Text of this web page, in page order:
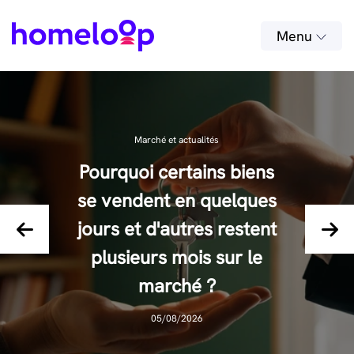
Menu
Vendre
Comment savoir si son
bien est au bon prix ?
04/08/2026
Marché et actualités
Comment organiser
efficacement les visites
de son logement ?
08/08/2026
Vendre
Peut-on vendre un bien
immobilier meublé ?
07/08/2026
Vendre
Comment vendre un
logement énergivore ?
06/08/2026
Marché et actualités
Pourquoi certains biens
se vendent en quelques
jours et d'autres restent
plusieurs mois sur le
marché ?
05/08/2026